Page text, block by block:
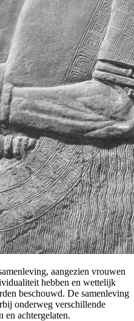
aangezien vrouwen
hebben en wettelijk
beschouwd. De samenleving
onderweg verschillende
en achtergelaten.